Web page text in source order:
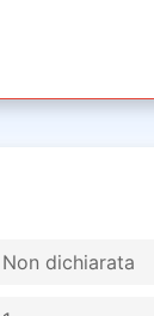
Non dichiarata